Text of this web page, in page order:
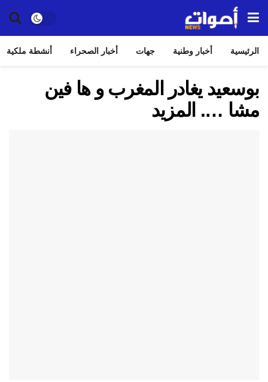
الرئيسية أخبار وطنية جهات أخبار الصحراء أنشطة ملكية
بوسعيد يغادر المغرب و ها فين
مشا …. المزيد